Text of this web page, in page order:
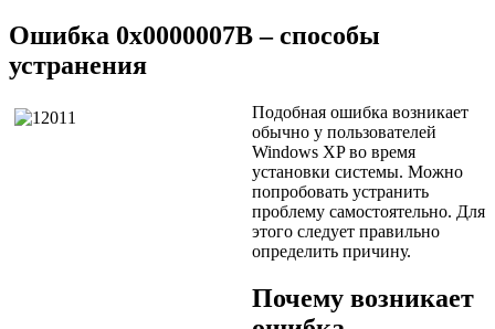
Ошибка 0x0000007B – способы
устранения
Подобная ошибка возникает
обычно у пользователей
Windows XP во время
установки системы. Можно
попробовать устранить
проблему самостоятельно. Для
этого следует правильно
определить причину.
Почему возникает